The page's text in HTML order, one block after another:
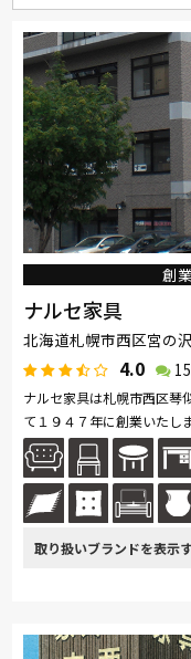
創
ナルセ家具
北海道札幌市西区宮の
4.0 15
ナルセ家具は札幌市西区琴
て１９４７年に創業いたし
に家具の製造・販売を営んで参りました。 そ
きを読む
日本ベッド